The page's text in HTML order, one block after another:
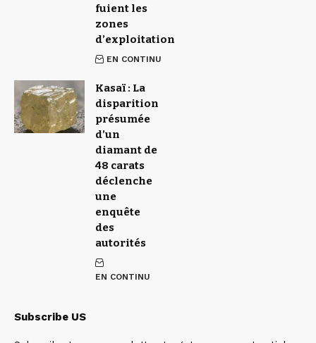
fuient les
zones
d’exploitation
EN CONTINU
Kasaï : La
disparition
présumée
d’un
diamant de
48 carats
déclenche
une
enquête
des
autorités
EN CONTINU
Subscribe US